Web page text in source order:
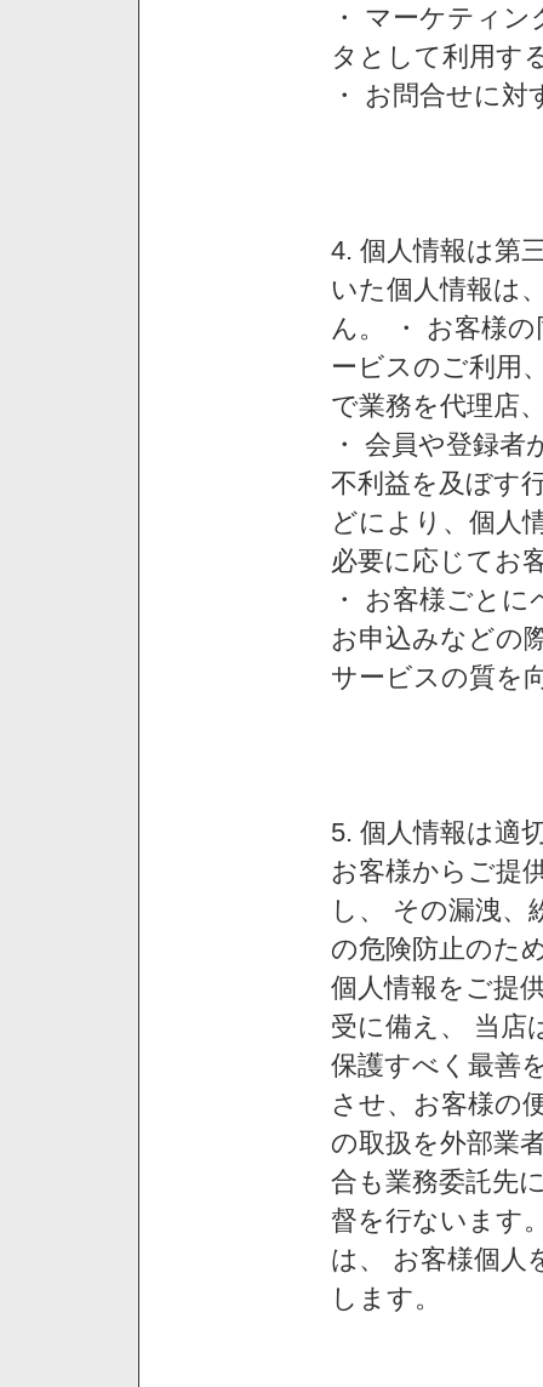
・ マーケティ
タとして利用す
・ お問合せに
4. 個人情報は第
いた個人情報は
ん。 ・ お客様
ービスのご利用
で業務を代理店
・ 会員や登録
不利益を及ぼす
どにより、個人
必要に応じてお
・ お客様ごと
お申込みなどの
サービスの質を
5. 個人情報は適
お客様からご提
し、 その漏洩、
の危険防止のた
個人情報をご提
受に備え、 当店
保護すべく最善
させ、お客様の
の取扱を外部業
合も業務委託先
督を行ないます
は、 お客様個人
します。